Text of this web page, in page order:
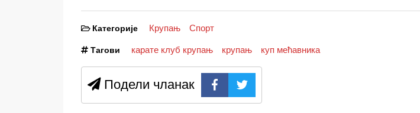
Категорије Крупањ Спорт
Тагови карате клуб крупањ крупањ куп мећавника
Подели чланак